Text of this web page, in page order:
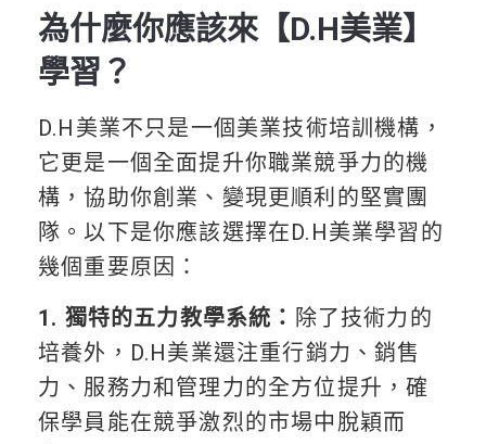
為什麼你應該來【D.H美業】
學習？
D.H美業不只是一個美業技術培訓機構，
它更是一個全面提升你職業競爭力的機
構，協助你創業、變現更順利的堅實團
隊。以下是你應該選擇在D.H美業學習的
幾個重要原因：
1. 獨特的五力教學系統： 除了技術力的
培養外，D.H美業還注重行銷力、銷售
力、服務力和管理力的全方位提升，確
保學員能在競爭激烈的市場中脫穎而